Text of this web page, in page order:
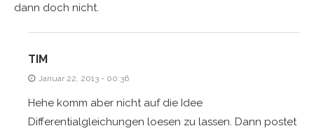
dann doch nicht.
TIM
Januar 22, 2013 - 00:36
Hehe komm aber nicht auf die Idee
Differentialgleichungen loesen zu lassen. Dann postet